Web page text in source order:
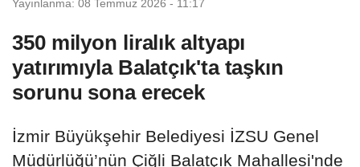
Yayınlanma: 08 Temmuz 2026 - 11:17
350 milyon liralık altyapı
yatırımıyla Balatçık'ta taşkın
sorunu sona erecek
İzmir Büyükşehir Belediyesi İZSU Genel
Müdürlüğü’nün Çiğli Balatçık Mahallesi'nde